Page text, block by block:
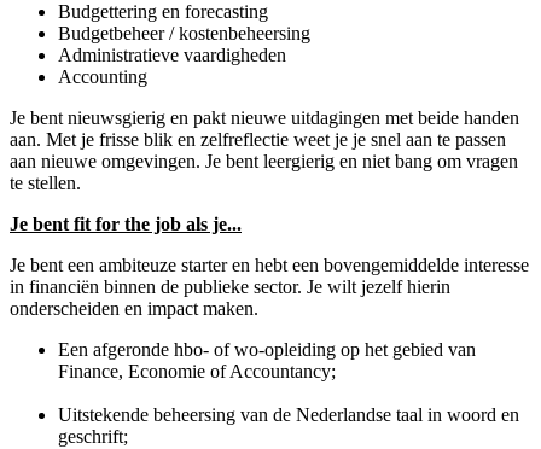
Budgettering en forecasting
Budgetbeheer / kostenbeheersing
Administratieve vaardigheden
Accounting
Je bent nieuwsgierig en pakt nieuwe uitdagingen met beide handen
aan. Met je frisse blik en zelfreflectie weet je je snel aan te passen
aan nieuwe omgevingen. Je bent leergierig en niet bang om vragen
te stellen.
Je bent fit for the job als je...
Je bent een ambiteuze starter en hebt een bovengemiddelde interesse
in financiën binnen de publieke sector. Je wilt jezelf hierin
onderscheiden en impact maken.
Een afgeronde hbo- of wo-opleiding op het gebied van
Finance, Economie of Accountancy;
Uitstekende beheersing van de Nederlandse taal in woord en
geschrift;